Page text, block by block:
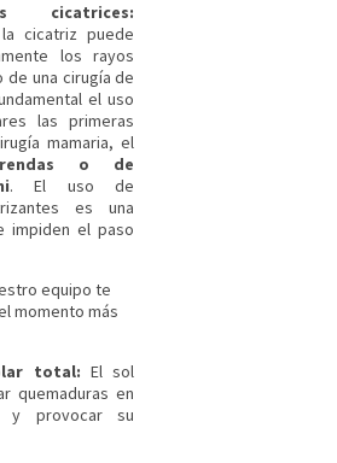
cicatrices:
cicatriz puede
los rayos
de una cirugía de
el uso
las primeras
mamaria, el
o de
. El uso de
es una
impiden el paso
equipo te
momento más
total: El sol
quemaduras en
y provocar su